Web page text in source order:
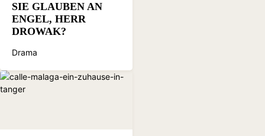
SIE GLAUBEN AN
ENGEL, HERR
DROWAK?
Drama